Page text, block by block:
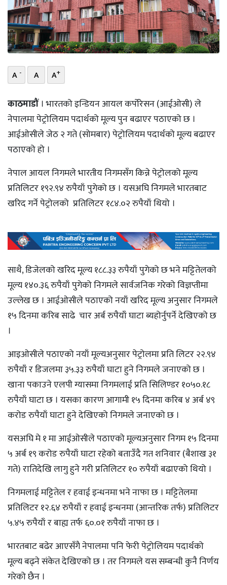
भिडियो
छापा
खोज
प्रोफाइल
ऊर्जा
विशेष
A - A A+
काठमाडौं। भारतको इन्डियन आयल कर्पोरेसन (आईओसी) ले
नेपालमा पेट्रोलियम पदार्थको मूल्य पुन बढाएर पठाएको छ ।
आईओसीले जेठ २ गते (सोमबार) पेट्रोलियम पदार्थको मूल्य बढाएर
पठाएको हो ।
नेपाल आयल निगमले भारतीय निगमसँग किन्ने पेट्रोलको मूल्य
प्रतिलिटर १९२.९४ रुपैयाँ पुगेको छ । यसअघि निगमले भारतबाट
खरिद गर्ने पेट्रोलको प्रतिलिटर १८४.०२ रुपैयाँ थियो ।
साथै, डिजेलको खरिद मूल्य १८८.३३ रुपैयाँ पुगेको छ भने मट्टितेलको
मूल्य १४०.३६ रुपैयाँ पुगेको निगमले सार्वजनिक गरेको विज्ञप्तीमा
उल्लेख छ । आईओसीले पठाएको नयाँ खरिद मूल्य अनुसार निगमले
१५ दिनमा करिब साढे चार अर्ब रुपैयाँ घाटा ब्यहोर्नुपर्ने देखिएको छ
।
आइओसीले पठाएको नयाँ मूल्यअनुसार पेट्रोलमा प्रति लिटर २२.९४
रुपैयाँ र डिजलमा ३५.३३ रुपैयाँ घाटा हुने निगमले जनाएको छ ।
खाना पकाउने एलपी ग्यासमा निगमलाई प्रति सिलिण्डर १०५०.१८
रुपैयाँ घाटा छ । यसका कारण आगामी १५ दिनमा करिब ४ अर्ब ४९
करोड रुपैयाँ घाटा हुने देखिएको निगमले जनाएको छ ।
यसअघि मे १ मा आईओसीले पठाएको मूल्यअनुसार निगम १५ दिनमा
५ अर्ब १९ करोड रुपैयाँ घाटा रहेको बताउँदै गत शनिवार (बैशाख ३१
गते) रातिदेखि लागु हुने गरी प्रतिलिटर १० रुपैयाँ बढाएको थियो ।
निगमलाई मट्टितेल र हवाई इन्धनमा भने नाफा छ । मट्टितेलमा
प्रतिलिटर १२.६४ रुपैयाँ र हवाई इन्धनमा (आन्तरिक तर्फ) प्रतिलिटर
५.४५ रुपैयाँ र बाह्य तर्फ ६०.०१ रुपैयाँ नाफा छ ।
भारतबाट बढेर आएसँगै नेपालमा पनि फेरी पेट्रोलियम पदार्थको
मूल्य बढ्ने संकेत देखिएको छ । तर निगमले यस सम्बन्धी कुनै निर्णय
गरेको छैन ।